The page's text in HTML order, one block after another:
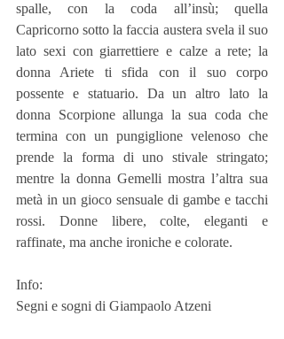
spalle, con la coda all’insù; quella
Capricorno sotto la faccia austera svela il suo
lato sexi con giarrettiere e calze a rete; la
donna Ariete ti sfida con il suo corpo
possente e statuario. Da un altro lato la
donna Scorpione allunga la sua coda che
termina con un pungiglione velenoso che
prende la forma di uno stivale stringato;
mentre la donna Gemelli mostra l’altra sua
metà in un gioco sensuale di gambe e tacchi
rossi. Donne libere, colte, eleganti e
raffinate, ma anche ironiche e colorate.
Info:
Segni e sogni di Giampaolo Atzeni